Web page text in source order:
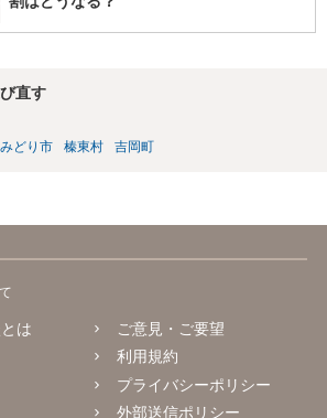
直す
みどり市 榛東村 吉岡町
は
ご意見・ご要望
利用規約
プライバシーポリシー
外部送信ポリシー